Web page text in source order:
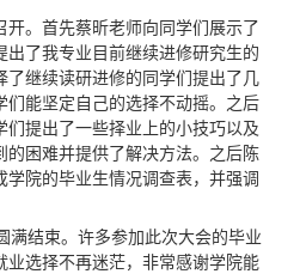
开。首先蔡昕老师向同学们展示了
出了我专业目前继续进修研究生的
了继续读研进修的同学们提出了几
们能坚定自己的选择不动摇。之后
们提出了一些择业上的小技巧以及
的困难并提供了解决方法。之后陈
学院的毕业生情况调查表，并强调
结束。许多参加此次大会的毕业
业选择不再迷茫，非常感谢学院能